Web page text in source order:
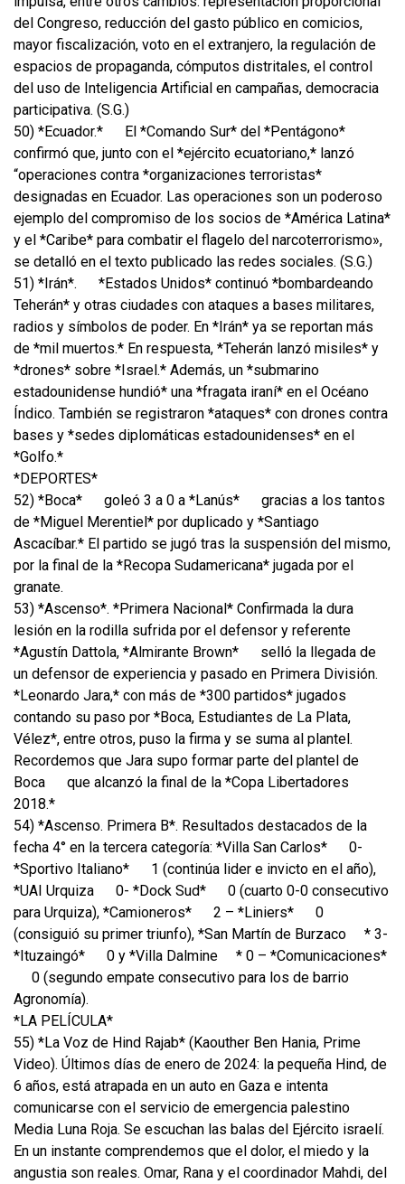
del Congreso, reducción del gasto público en comicios,
mayor fiscalización, voto en el extranjero, la regulación de
espacios de propaganda, cómputos distritales, el control
del uso de Inteligencia Artificial en campañas, democracia
participativa. (S.G.)
50) *Ecuador.*
El *Comando Sur* del *Pentágono*
confirmó que, junto con el *ejército ecuatoriano,* lanzó
“operaciones contra *organizaciones terroristas*
designadas en Ecuador. Las operaciones son un poderoso
ejemplo del compromiso de los socios de *América Latina*
y el *Caribe* para combatir el flagelo del narcoterrorismo»,
se detalló en el texto publicado las redes sociales. (S.G.)
51) *Irán*.
*Estados Unidos* continuó *bombardeando
Teherán* y otras ciudades con ataques a bases militares,
radios y símbolos de poder. En *Irán* ya se reportan más
de *mil muertos.* En respuesta, *Teherán lanzó misiles* y
*drones* sobre *Israel.* Además, un *submarino
estadounidense hundió* una *fragata iraní* en el Océano
Índico. También se registraron *ataques* con drones contra
bases y *sedes diplomáticas estadounidenses* en el
*Golfo.*
*DEPORTES*
52) *Boca*
goleó 3 a 0 a *Lanús*
gracias a los tantos
de *Miguel Merentiel* por duplicado y *Santiago
Ascacíbar.* El partido se jugó tras la suspensión del mismo,
por la final de la *Recopa Sudamericana* jugada por el
granate.
53) *Ascenso*. *Primera Nacional* Confirmada la dura
lesión en la rodilla sufrida por el defensor y referente
*Agustín Dattola, *Almirante Brown*
selló la llegada de
un defensor de experiencia y pasado en Primera División.
*Leonardo Jara,* con más de *300 partidos* jugados
contando su paso por *Boca, Estudiantes de La Plata,
Vélez*, entre otros, puso la firma y se suma al plantel.
Recordemos que Jara supo formar parte del plantel de
Boca
que alcanzó la final de la *Copa Libertadores
2018.*
54) *Ascenso. Primera B*. Resultados destacados de la
fecha 4° en la tercera categoría: *Villa San Carlos*
0-
*Sportivo Italiano*
1 (continúa lider e invicto en el año),
*UAI Urquiza
0- *Dock Sud*
0 (cuarto 0-0 consecutivo
para Urquiza), *Camioneros*
2 – *Liniers*
0
(consiguió su primer triunfo), *San Martín de Burzaco
* 3-
*Ituzaingó*
0 y *Villa Dalmine
* 0 – *Comunicaciones*
0 (segundo empate consecutivo para los de barrio
Agronomía).
*LA PELÍCULA*
55) *La Voz de Hind Rajab* (Kaouther Ben Hania, Prime
Video). Últimos días de enero de 2024: la pequeña Hind, de
6 años, está atrapada en un auto en Gaza e intenta
comunicarse con el servicio de emergencia palestino
Media Luna Roja. Se escuchan las balas del Ejército israelí.
En un instante comprendemos que el dolor, el miedo y la
angustia son reales. Omar, Rana y el coordinador Mahdi, del